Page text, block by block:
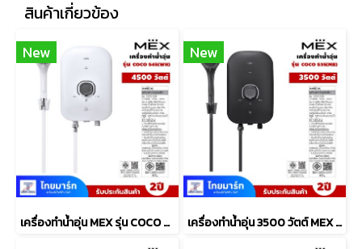
สินค้าเกี่ยวข้อง
New
เครื่องทำน้ำอุ่น MEX รุ่น COCO S45 (WH) 4500วัตต์ สีขาว
New
เครื่องทำน้ำอุ่น 3500 วัตต์ MEX รุ่น COCO S35 (MB) สีดำ